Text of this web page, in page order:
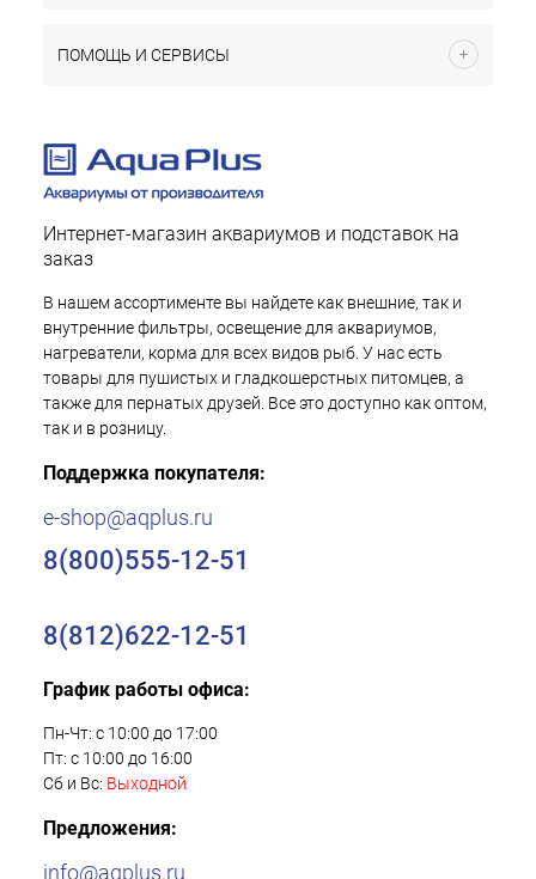
ПОМОЩЬ И СЕРВИСЫ
Интернет-магазин аквариумов и подставок на
заказ
В нашем ассортименте вы найдете как внешние, так и
внутренние фильтры, освещение для аквариумов,
нагреватели, корма для всех видов рыб. У нас есть
товары для пушистых и гладкошерстных питомцев, а
также для пернатых друзей. Все это доступно как оптом,
так и в розницу.
Поддержка покупателя:
e-shop@aqplus.ru
8(800)555-12-51
8(812)622-12-51
График работы офиса:
Пн-Чт: с 10:00 до 17:00
Пт: с 10:00 до 16:00
Сб и Вс: Выходной
Предложения:
info@aqplus.ru